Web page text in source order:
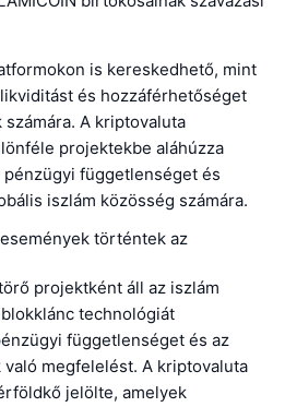
is kereskedhető, mint
és hozzáférhetőséget
A kriptovaluta
projektekbe aláhúzza
függetlenséget és
iszlám közösség számára.
történtek az
projektként áll az iszlám
technológiát
függetlenséget és az
való megfelelést. A kriptovaluta
jelölte, amelyek